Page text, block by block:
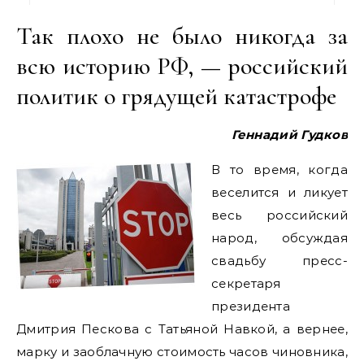
Так плохо не было никогда за
всю историю РФ, — российский
политик о грядущей катастрофе
Геннадий Гудков
В то время, когда
веселится и ликует
весь российский
народ, обсуждая
свадьбу пресс-
секретаря
президента
Дмитрия Пескова с Татьяной Навкой, а вернее,
марку и заоблачную стоимость часов чиновника,